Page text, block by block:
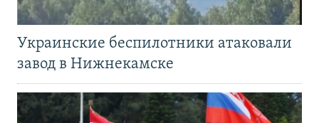
Украинские беспилотники атаковали
завод в Нижнекамске